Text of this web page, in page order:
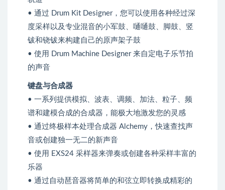
• 通过 Drum Kit Designer，您可以使用各种经过深
度采样以及专业混音的小军鼓、嗵嗵鼓、脚鼓、竖
钹和铙钹来构建自己的原声架子鼓
• 使用 Drum Machine Designer 来自定电子乐节拍
的声音
键盘与合成器
• 一系列提供模拟、波表、调频、加法、粒子、频
谱和建模合成的合成器，能极大地激发您的灵感
• 通过终极样本处理合成器 Alchemy，快速查找声
音或创建独一无二的新声音
• 使用 EXS24 采样器来弹奏或创建各种采样丰富的
乐器
• 通过自动琶音器将简单的和弦立即转换成精彩的